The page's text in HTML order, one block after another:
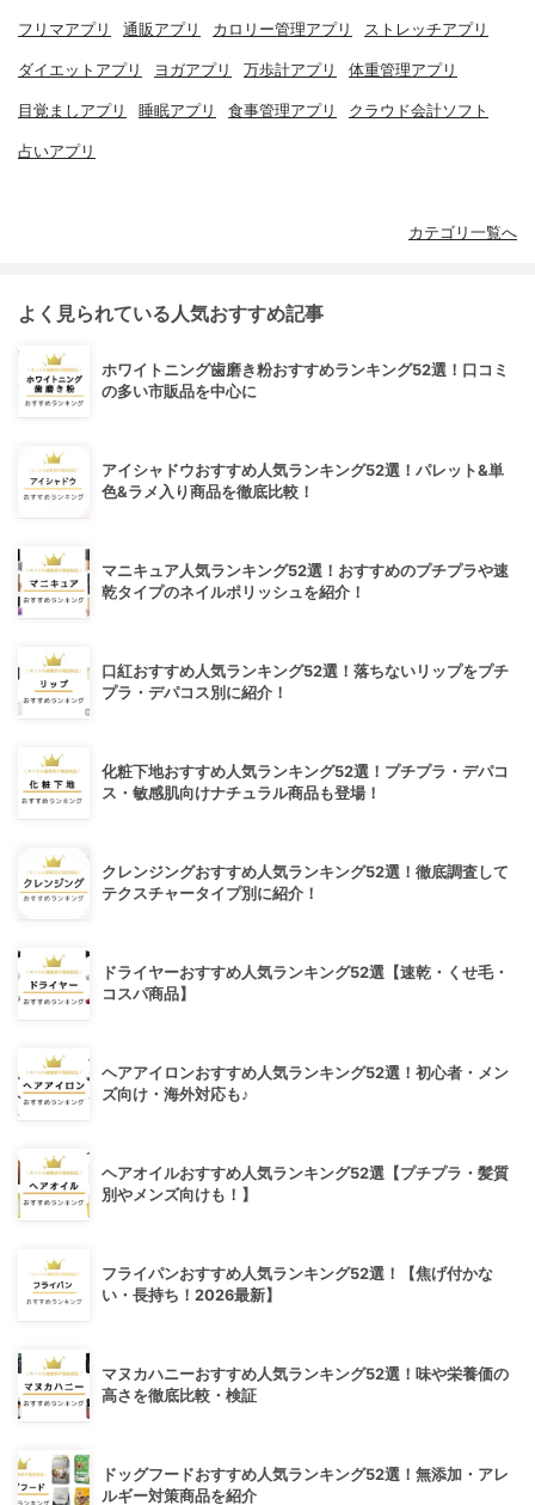
フリマアプリ 通販アプリ カロリー管理アプリ ストレッチアプリ
ダイエットアプリ ヨガアプリ 万歩計アプリ 体重管理アプリ
目覚ましアプリ 睡眠アプリ 食事管理アプリ クラウド会計ソフト
占いアプリ
カテゴリ一覧へ
よく見られている人気おすすめ記事
ホワイトニング歯磨き粉おすすめランキング52選！口コミ
の多い市販品を中心に
アイシャドウおすすめ人気ランキング52選！パレット&単
色&ラメ入り商品を徹底比較！
マニキュア人気ランキング52選！おすすめのプチプラや速
乾タイプのネイルポリッシュを紹介！
口紅おすすめ人気ランキング52選！落ちないリップをプチ
プラ・デパコス別に紹介！
化粧下地おすすめ人気ランキング52選！プチプラ・デパコ
ス・敏感肌向けナチュラル商品も登場！
クレンジングおすすめ人気ランキング52選！徹底調査して
テクスチャータイプ別に紹介！
ドライヤーおすすめ人気ランキング52選【速乾・くせ毛・
コスパ商品】
ヘアアイロンおすすめ人気ランキング52選！初心者・メン
ズ向け・海外対応も♪
ヘアオイルおすすめ人気ランキング52選【プチプラ・髪質
別やメンズ向けも！】
フライパンおすすめ人気ランキング52選！【焦げ付かな
い・長持ち！2026最新】
マヌカハニーおすすめ人気ランキング52選！味や栄養価の
高さを徹底比較・検証
ドッグフードおすすめ人気ランキング52選！無添加・アレ
ルギー対策商品を紹介